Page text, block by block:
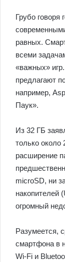
Грубо говоря
равных.
всеми
«важных»
предлагают
например,
Паук».
Из 32 ГБ
только
расширение
microSD, ни
накопителей
огромный
Разумеется,
смартфона в
Wi-Fi и